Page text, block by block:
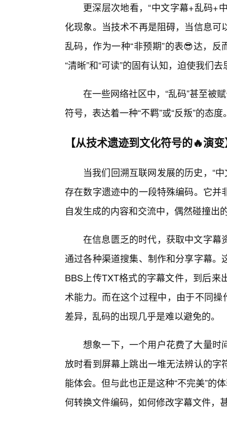
更深层次地看，“中文字幕+乱码+
化现象。当技术不再是阻碍，当信息
乱码，作为一种“非预期”的表😎达，
“清晰”和“可读”的固有认知，迫使我们
在一些网络社区中，“乱码”甚至被
符号，表达着一种“不羁”或“反叛”的态度
【从技术遗迹到文化符号的🔥演
当我们回溯互联网发展的历史，“
存在数字遗迹中的一段特殊编码。它
自发生成的内容和交流中，偶然碰撞出
在信息匮乏的时代，获取中文字幕
通过各种渠道搜集、制作和分享字幕
BBS上传TXT格式的字幕文件，到后
术能力。而在这个过程中，由于不同
差异，乱码的出现几乎是难以避免的。
想象一下，一个用户花费了大量时
放时看到屏幕上跳出一堆无法辨认的
能体会。但与此也正是这种“不完美”的
何转换文件编码，如何修改字幕文件，